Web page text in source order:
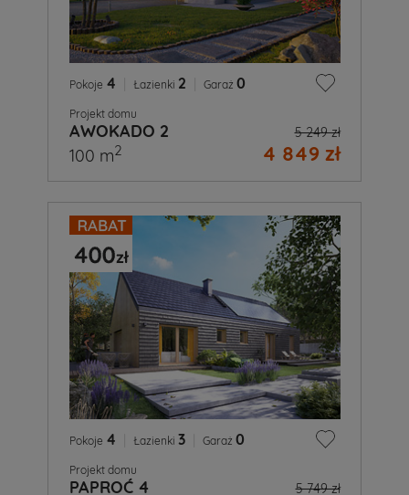
Pokoje 4 Łazienki 2 Garaż 0
Projekt domu
AWOKADO 2 5 249 zł
4 849 zł
100 m2
Pokoje 4 Łazienki 3 Garaż 0
Projekt domu
PAPROĆ 4 5 749 zł